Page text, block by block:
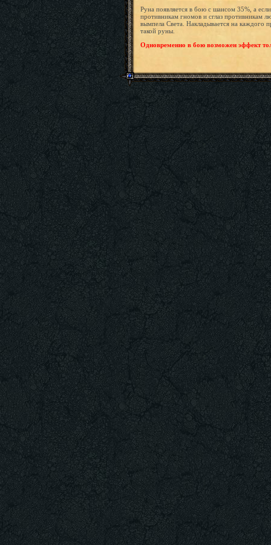
Руна появляется в бою с шансом 35%, а
противникам гномов и сглаз противникам
вымпела Света. Накладывается на каждого
такой руны.
Одновременно в бою возможен эффект